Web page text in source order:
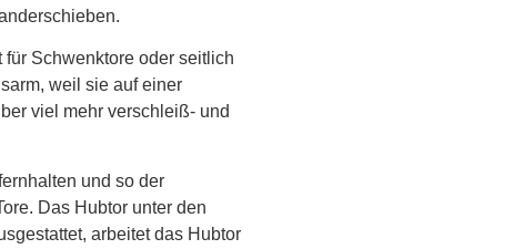
Schwenktore oder seitlich
weil sie auf einer
viel mehr verschleiß- und
und so der
Das Hubtor unter den
arbeitet das Hubtor